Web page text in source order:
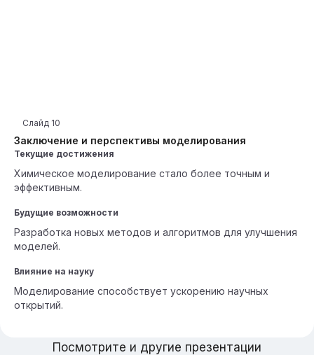
Заключение и перспективы моделирования
Слайд 10
Текущие достижения
Химическое моделирование стало более точным и
эффективным.
Будущие возможности
Разработка новых методов и алгоритмов для улучшения
моделей.
Влияние на науку
Моделирование способствует ускорению научных
открытий.
Посмотрите и другие презентации